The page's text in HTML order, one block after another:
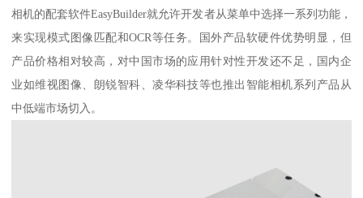
相机的配套软件EasyBuilder就允许开发者从菜单中选择一系列功能，
来实现模式图像匹配和OCR等任务。国外产品软硬件优势明显，但
产品价格相对较高，对中国市场的应用针对性开发还不足，国内企
业如维视图像、朗锐智科、凌华科技等也推出智能相机系列产品从
中低端市场切入。